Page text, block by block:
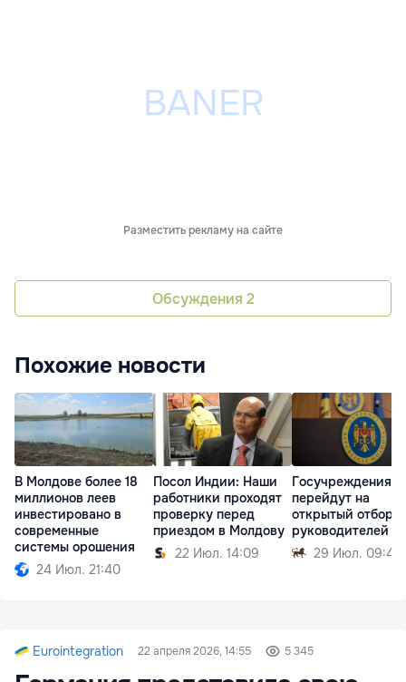
Разместить рекламу на сайте
Обсуждения 2
Похожие новости
В Молдове более 18
миллионов леев
инвестировано в
современные
системы орошения
24 Июл. 21:40
Посол Индии: Наши
работники проходят
проверку перед
приездом в Молдову
22 Июл. 14:09
Госучреждения
перейдут на
открытый отбор
руководителей
29 Июл. 09:41
Eurointegration 22 апреля 2026, 14:55 5 345